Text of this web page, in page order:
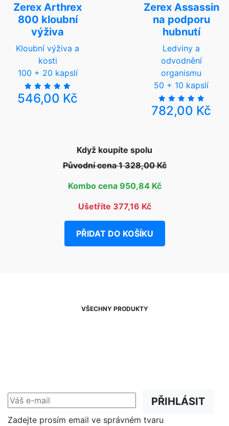
Zerex Arthrex
800 kloubní
výživa
Kloubní výživa a
kosti
100 + 20 kapslí
546,00 Kč
Zerex Assassin
na podporu
hubnutí
Ledviny a
odvodnění
organismu
50 + 10 kapslí
782,00 Kč
Když koupíte spolu
Původní cena 1 328,00 Kč
Kombo cena 950,84 Kč
Ušetříte 377,16 Kč
PŘIDAT DO KOŠÍKU
VŠECHNY PRODUKTY
PŘIHLÁSIT
Zadejte prosím email ve správném tvaru